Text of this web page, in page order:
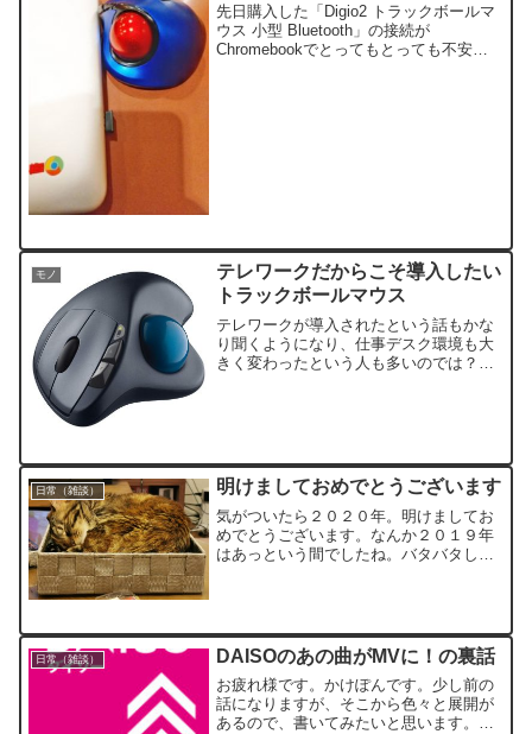
先日購入した「Digio2 トラックボールマ
ウス 小型 Bluetooth」の接続が
Chromebookでとってもとっても不安定
モノ
テレワークだからこそ導入したい
トラックボールマウス
テレワークが導入されたという話もかな
り聞くようになり、仕事デスク環境も大
きく変わったという人も多いのでは？会
日常（雑談） 明けましておめでとうございます
気がついたら２０２０年。明けましてお
めでとうございます。なんか２０１９年
はあっという間でしたね。バタバタして
ていきたいなと思う次第です。去年は引
っ越しのバタバタに相当多くの時間を持
っていかれたり
日常（雑談） DAISOのあの曲がMVに！の裏話
お疲れ様です。かけぽんです。少し前の
話になりますが、そこから色々と展開が
あるので、書いてみたいと思います。皆